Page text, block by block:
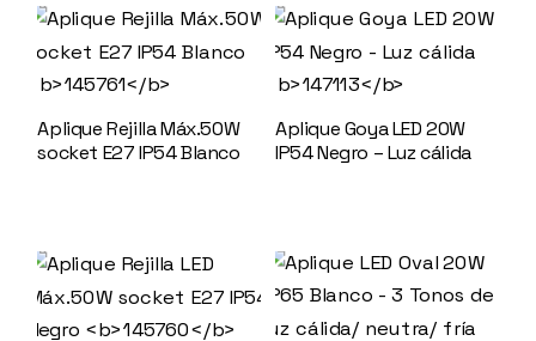
Aplique Rejilla Máx.50W
socket E27 IP54 Blanco
Aplique Goya LED 20W
IP54 Negro – Luz cálida